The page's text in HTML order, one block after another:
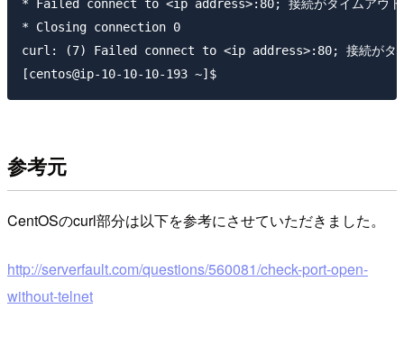
* Failed connect to <ip address>:80; 接続がタイムアウト
* Closing connection 0
curl: (7) Failed connect to <ip address>:80; 接続がタイ
参考元
CentOSのcurl部分は以下を参考にさせていただきました。
http://serverfault.com/questions/560081/check-port-open-
without-telnet